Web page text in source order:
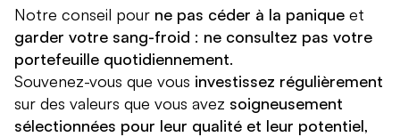
Notre conseil pour ne pas céder à la panique et
garder votre sang-froid : ne consultez pas votre
portefeuille quotidiennement.
Souvenez-vous que vous investissez régulièrement
sur des valeurs que vous avez soigneusement
sélectionnées pour leur qualité et leur potentiel,